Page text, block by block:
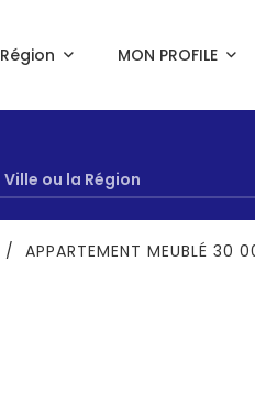
Région MON PROFILE
/ APPARTEMENT MEUBLÉ 30